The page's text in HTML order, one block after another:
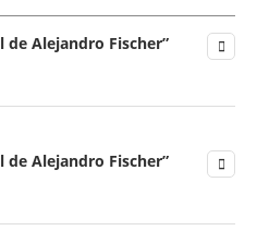
de Alejandro Fischer”
de Alejandro Fischer”